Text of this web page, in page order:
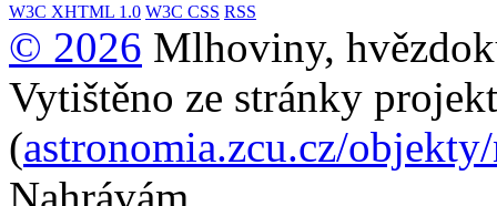
W3C XHTML 1.0 W3C CSS RSS
© 2026 Mlhoviny,
Vytištěno ze stránky
(astronomia.zcu.cz/
Nahrávám...